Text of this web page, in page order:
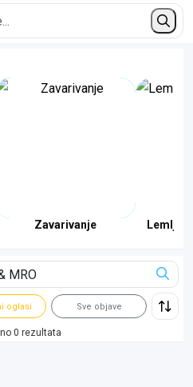
Zavarivanje
oglasi Sve objave
0 rezultata